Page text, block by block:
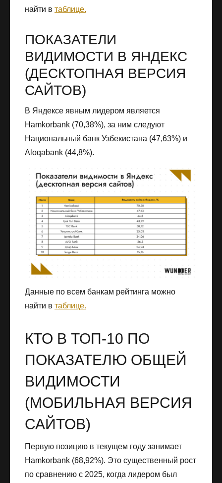
найти в таблице.
ПОКАЗАТЕЛИ
ВИДИМОСТИ В ЯНДЕКС
(ДЕСКТОПНАЯ ВЕРСИЯ
САЙТОВ)
В Яндексе явным лидером является
Hamkorbank (70,38%), за ним следуют
Национальный банк Узбекистана (47,63%) и
Aloqаbank (44,8%).
Данные по всем банкам рейтинга можно
найти в таблице.
КТО В ТОП-10 ПО
ПОКАЗАТЕЛЮ ОБЩЕЙ
ВИДИМОСТИ
(МОБИЛЬНАЯ ВЕРСИЯ
САЙТОВ)
Первую позицию в текущем году занимает
Hamkorbank (68,92%). Это существенный рост
по сравнению с 2025, когда лидером был